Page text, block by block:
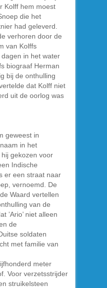
Kolff hem moest
die het
had geleverd.
verhoren door de
van Kolffs
in het water
biograaf Herman
bij de onthulling
dat Kolff niet
uit de oorlog was
geweest in
in het
gekozen voor
Indische
er een straat naar
vernoemd. De
Waard vertellen
van de
’Ario’ niet alleen
de
soldaten
met familie van
meter
Voor verzetsstrijder
struikelsteen